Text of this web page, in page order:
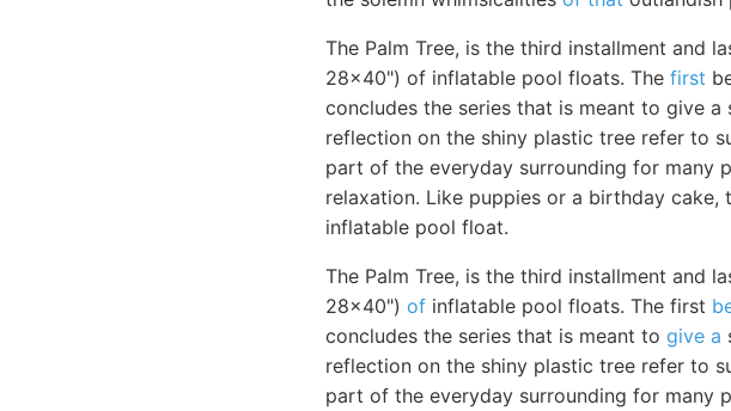
The Palm Tree, is the third installment and
28x40") of inflatable pool floats. The first
concludes the series that is meant to give
reflection on the shiny plastic tree refer to
part of the everyday surrounding for many
relaxation. Like puppies or a birthday
inflatable pool float.
The Palm Tree, is the third installment and
28x40") of inflatable pool floats. The first
concludes the series that is meant to give a
reflection on the shiny plastic tree refer to
part of the everyday surrounding for many